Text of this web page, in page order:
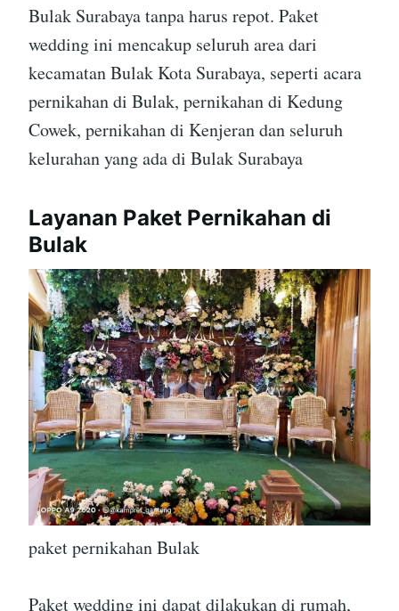
Bulak Surabaya tanpa harus repot. Paket
wedding ini mencakup seluruh area dari
kecamatan Bulak Kota Surabaya, seperti acara
pernikahan di Bulak, pernikahan di Kedung
Cowek, pernikahan di Kenjeran dan seluruh
kelurahan yang ada di Bulak Surabaya
Layanan Paket Pernikahan di
Bulak
paket pernikahan Bulak
Paket wedding ini dapat dilakukan di rumah,